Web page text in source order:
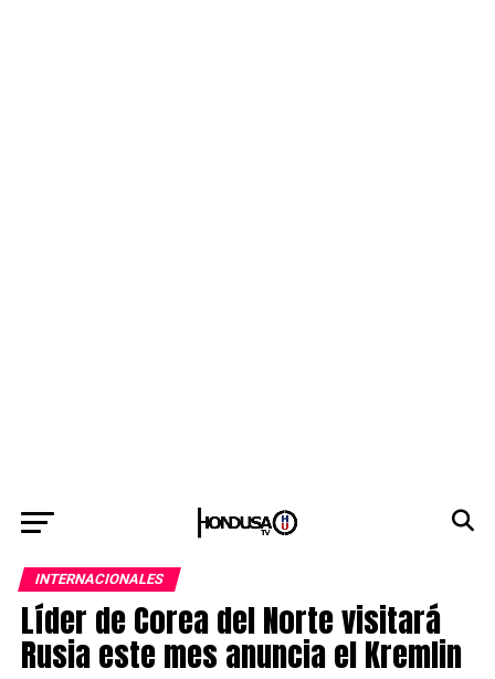
INTERNACIONALES
Líder de Corea del Norte visitará
Rusia este mes anuncia el Kremlin